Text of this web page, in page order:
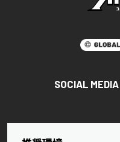
SOCIAL MEDIA